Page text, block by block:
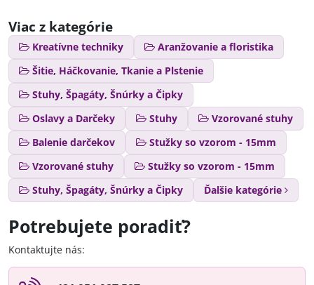
Viac z kategórie
Kreatívne techniky
Aranžovanie a floristika
Šitie, Háčkovanie, Tkanie a Plstenie
Stuhy, Špagáty, Šnúrky a Čipky
Oslavy a Darčeky
Stuhy
Vzorované stuhy
Balenie darčekov
Stužky so vzorom - 15mm
Vzorované stuhy
Stužky so vzorom - 15mm
Stuhy, Špagáty, Šnúrky a Čipky
Ďalšie kategórie
Potrebujete poradiť?
Kontaktujte nás: